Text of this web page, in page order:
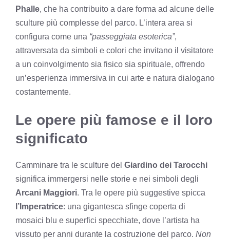
Phalle, che ha contribuito a dare forma ad alcune delle
sculture più complesse del parco. L’intera area si
configura come una “passeggiata esoterica”,
attraversata da simboli e colori che invitano il visitatore
a un coinvolgimento sia fisico sia spirituale, offrendo
un’esperienza immersiva in cui arte e natura dialogano
costantemente.
Le opere più famose e il loro
significato
Camminare tra le sculture del Giardino dei Tarocchi
significa immergersi nelle storie e nei simboli degli
Arcani Maggiori. Tra le opere più suggestive spicca
l’Imperatrice: una gigantesca sfinge coperta di
mosaici blu e superfici specchiate, dove l’artista ha
vissuto per anni durante la costruzione del parco. Non